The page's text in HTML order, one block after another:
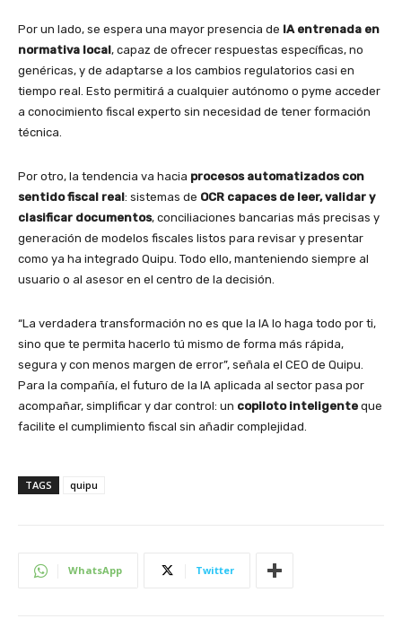
Por un lado, se espera una mayor presencia de IA entrenada en
normativa local, capaz de ofrecer respuestas específicas, no
genéricas, y de adaptarse a los cambios regulatorios casi en
tiempo real. Esto permitirá a cualquier autónomo o pyme acceder
a conocimiento fiscal experto sin necesidad de tener formación
técnica.
Por otro, la tendencia va hacia procesos automatizados con
sentido fiscal real: sistemas de OCR capaces de leer, validar y
clasificar documentos, conciliaciones bancarias más precisas y
generación de modelos fiscales listos para revisar y presentar
como ya ha integrado Quipu. Todo ello, manteniendo siempre al
usuario o al asesor en el centro de la decisión.
“La verdadera transformación no es que la IA lo haga todo por ti,
sino que te permita hacerlo tú mismo de forma más rápida,
segura y con menos margen de error”, señala el CEO de Quipu.
Para la compañía, el futuro de la IA aplicada al sector pasa por
acompañar, simplificar y dar control: un copiloto inteligente que
facilite el cumplimiento fiscal sin añadir complejidad.
TAGS quipu
WhatsApp Twitter